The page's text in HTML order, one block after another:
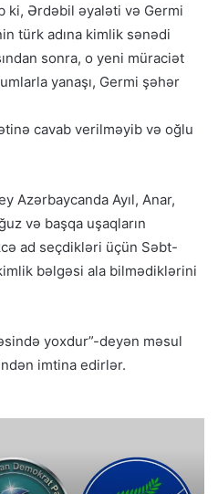
ki, Ərdəbil əyaləti və Germi
türk adına kimlik sənədi
sonra, o yeni müraciət
yanaşı, Germi şəhər
cavab verilməyib və oğlu
Azərbaycanda Ayıl, Anar,
və başqa uşaqların
ad seçdikləri üçün Səbt-
bəlgəsi ala bilmədiklərini
yoxdur”-deyən məsul
imtina edirlər.